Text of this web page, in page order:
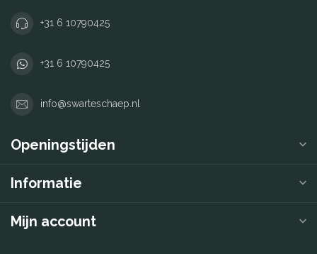
+31 6 10790425
+31 6 10790425
info@swarteschaep.nl
Openingstijden
Informatie
Mijn account